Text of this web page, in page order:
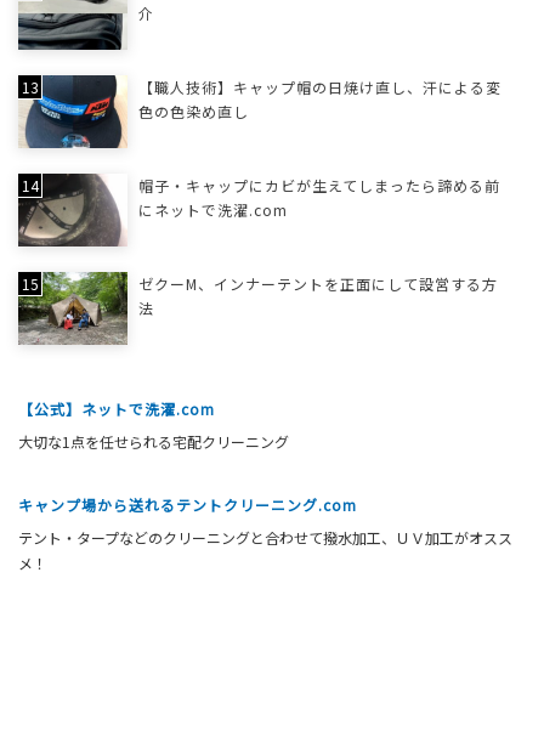
介
【職人技術】キャップ帽の日焼け直し、汗による変
色の色染め直し
帽子・キャップにカビが生えてしまったら諦める前
にネットで洗濯.com
ゼクーM、インナーテントを正面にして設営する方
法
【公式】ネットで洗濯.com
大切な1点を任せられる宅配クリーニング
キャンプ場から送れるテントクリーニング.com
テント・タープなどのクリーニングと合わせて撥水加工、ＵＶ加工がオスス
メ！